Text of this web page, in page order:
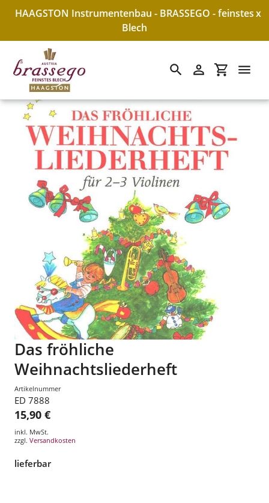
Direkt
HAAGSTON Instrumentenbau - BRASSEGO - feinstes
Blech
x
SuchenEinloggen
Das fröhliche
Weihnachtsliederheft
Artikelnummer
ED 7888
15,90 €
inkl. MwSt.
zzgl. Versandkosten
lieferbar